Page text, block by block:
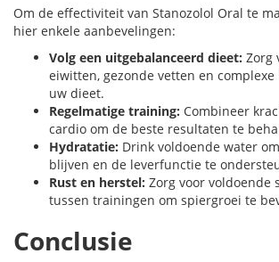
Om de effectiviteit van Stanozolol Oral te
hier enkele aanbevelingen:
Volg een uitgebalanceerd dieet: Zorg
eiwitten, gezonde vetten en
uw dieet.
Regelmatige training: Combineer
cardio om de beste resultaten te
Hydratatie: Drink voldoende water
blijven en de leverfunctie te
Rust en herstel: Zorg voor voldoende
tussen trainingen om spiergroei te
Conclusie